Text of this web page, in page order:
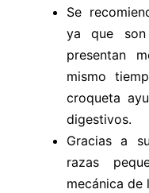
Se
ya que
presentan
mismo
croqueta
digestivos.
Gracias a
razas
mecánica de